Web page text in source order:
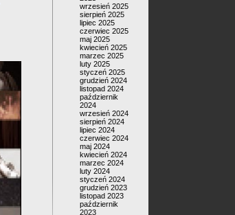
wrzesień 2025
sierpień 2025
lipiec 2025
czerwiec 2025
maj 2025
kwiecień 2025
marzec 2025
luty 2025
styczeń 2025
grudzień 2024
listopad 2024
październik
2024
wrzesień 2024
sierpień 2024
lipiec 2024
czerwiec 2024
maj 2024
kwiecień 2024
marzec 2024
luty 2024
styczeń 2024
grudzień 2023
listopad 2023
październik
2023